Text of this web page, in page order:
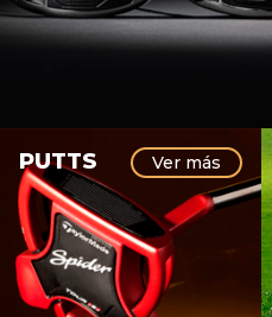
PUTTS Ver más